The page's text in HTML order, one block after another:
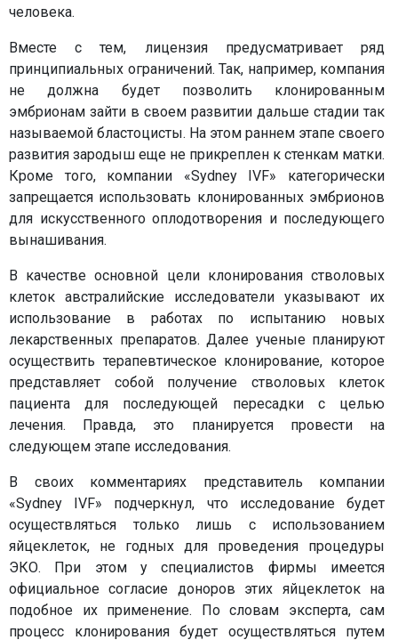
человека.
Вместе с тем, лицензия предусматривает ряд
принципиальных ограничений. Так, например, компания
не должна будет позволить клонированным
эмбрионам зайти в своем развитии дальше стадии так
называемой бластоцисты. На этом раннем этапе своего
развития зародыш еще не прикреплен к стенкам матки.
Кроме того, компании «Sydney IVF» категорически
запрещается использовать клонированных эмбрионов
для искусственного оплодотворения и последующего
вынашивания.
В качестве основной цели клонирования стволовых
клеток австралийские исследователи указывают их
использование в работах по испытанию новых
лекарственных препаратов. Далее ученые планируют
осуществить терапевтическое клонирование, которое
представляет собой получение стволовых клеток
пациента для последующей пересадки с целью
лечения. Правда, это планируется провести на
следующем этапе исследования.
В своих комментариях представитель компании
«Sydney IVF» подчеркнул, что исследование будет
осуществляться только лишь с использованием
яйцеклеток, не годных для проведения процедуры
ЭКО. При этом у специалистов фирмы имеется
официальное согласие доноров этих яйцеклеток на
подобное их применение. По словам эксперта, сам
процесс клонирования будет осуществляться путем